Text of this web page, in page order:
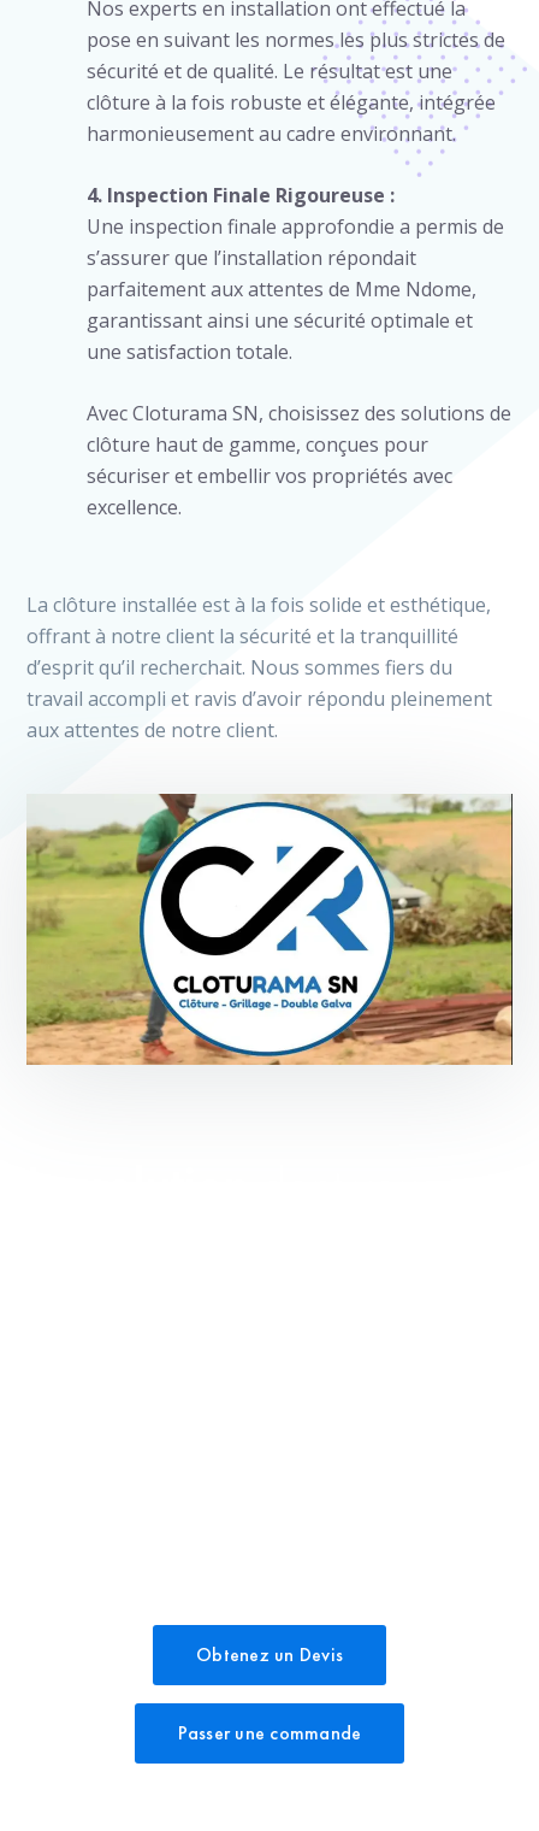
Nos experts en installation ont effectué la
pose en suivant les normes les plus strictes de
sécurité et de qualité. Le résultat est une
clôture à la fois robuste et élégante, intégrée
harmonieusement au cadre environnant.
4. Inspection Finale Rigoureuse :
Une inspection finale approfondie a permis de
s’assurer que l’installation répondait
parfaitement aux attentes de Mme Ndome,
garantissant ainsi une sécurité optimale et
une satisfaction totale.
Avec Cloturama SN, choisissez des solutions de
clôture haut de gamme, conçues pour
sécuriser et embellir vos propriétés avec
excellence.
La clôture installée est à la fois solide et esthétique,
offrant à notre client la sécurité et la tranquillité
d’esprit qu’il recherchait. Nous sommes fiers du
travail accompli et ravis d’avoir répondu pleinement
aux attentes de notre client.
Obtenez un Devis
Passer une commande